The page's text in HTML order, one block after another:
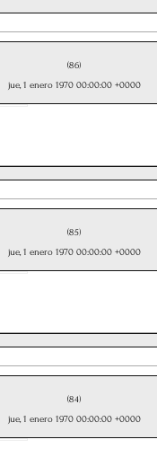
(86)
jue, 1 enero 1970 00:00:00 +0000
(85)
jue, 1 enero 1970 00:00:00 +0000
(84)
jue, 1 enero 1970 00:00:00 +0000